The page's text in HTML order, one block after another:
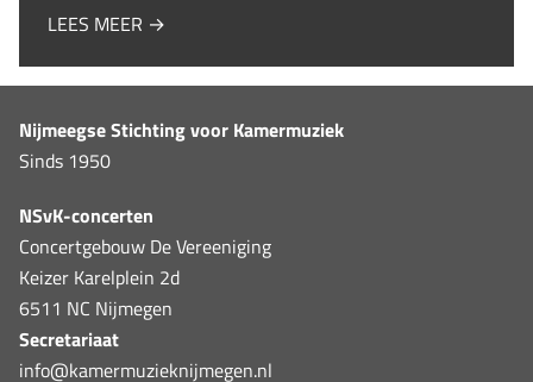
LEES MEER →
Nijmeegse Stichting voor Kamermuziek
Sinds 1950
NSvK-concerten
Concertgebouw De Vereeniging
Keizer Karelplein 2d
6511 NC Nijmegen
Secretariaat
info@kamermuzieknijmegen.nl